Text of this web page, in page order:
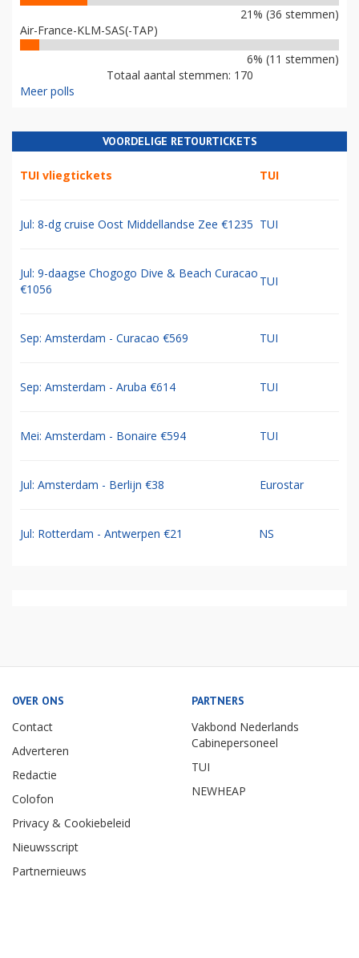
21% (36 stemmen)
Air-France-KLM-SAS(-TAP)
6% (11 stemmen)
Totaal aantal stemmen: 170
Meer polls
VOORDELIGE RETOURTICKETS
TUI vliegtickets TUI
Jul: 8-dg cruise Oost Middellandse Zee €1235 TUI
Jul: 9-daagse Chogogo Dive & Beach Curacao
€1056
TUI
Sep: Amsterdam - Curacao €569 TUI
Sep: Amsterdam - Aruba €614 TUI
Mei: Amsterdam - Bonaire €594 TUI
Jul: Amsterdam - Berlijn €38 Eurostar
Jul: Rotterdam - Antwerpen €21 NS
OVER ONS
Contact
Adverteren
Redactie
Colofon
Privacy & Cookiebeleid
Nieuwsscript
Partnernieuws
PARTNERS
Vakbond Nederlands
Cabinepersoneel
TUI
NEWHEAP